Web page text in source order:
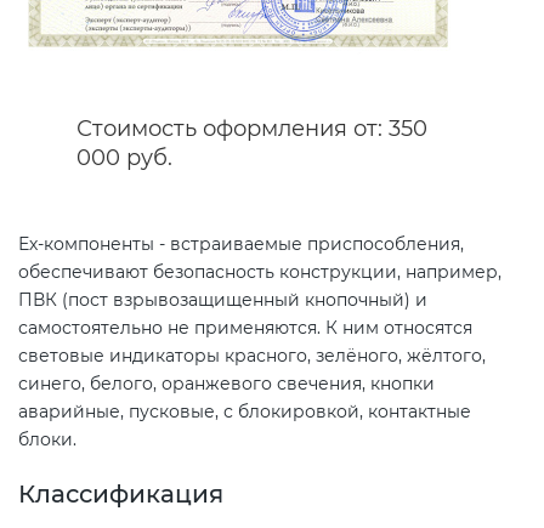
Стоимость оформления от: 350
000 руб.
Ех-компоненты - встраиваемые приспособления,
обеспечивают безопасность конструкции, например,
ПВК (пост взрывозащищенный кнопочный) и
самостоятельно не применяются. К ним относятся
световые индикаторы красного, зелёного, жёлтого,
синего, белого, оранжевого свечения, кнопки
аварийные, пусковые, с блокировкой, контактные
блоки.
Классификация
Сертификация электротехники
Сертификация ресурсов
Остальное
БАДы